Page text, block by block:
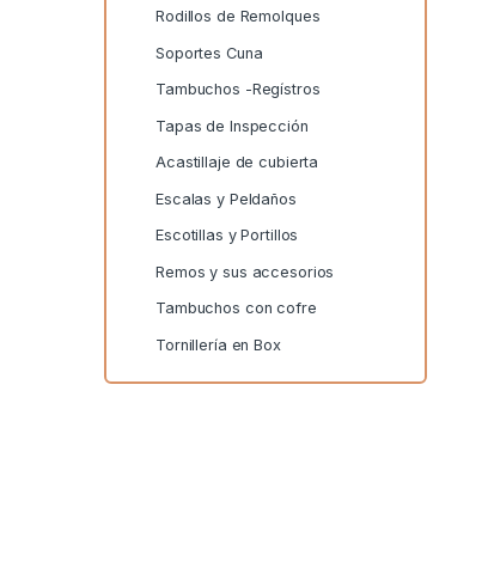
Rodillos de Remolques
Soportes Cuna
Tambuchos -Regístros
Tapas de Inspección
Acastillaje de cubierta
Escalas y Peldaños
Escotillas y Portillos
Remos y sus accesorios
Tambuchos con cofre
Tornillería en Box